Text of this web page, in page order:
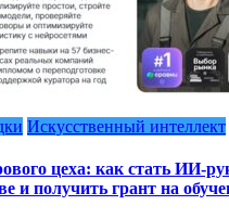
Искусственный интеллект
цеха: как стать ИИ-
и получить грант на